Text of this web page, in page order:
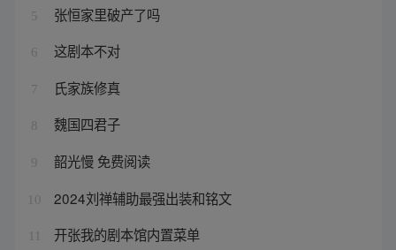
5 张恒家里破产了吗
6 这剧本不对
7 氏家族修真
8 魏国四君子
9 韶光慢 免费阅读
10 2024刘禅辅助最强出装和铭文
开张我的剧本馆内置菜单